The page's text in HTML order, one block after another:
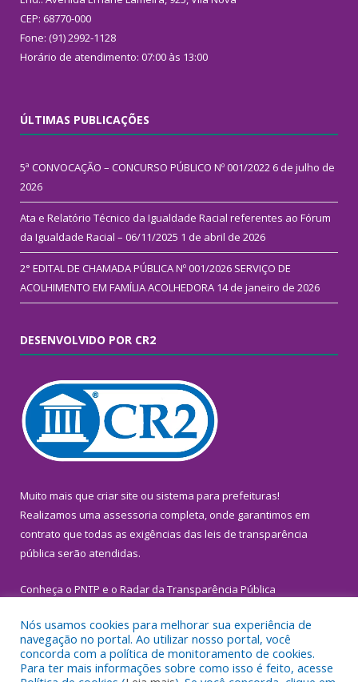
CEP: 68770-000
Fone: (91) 2992-1128
Horário de atendimento: 07:00 às 13:00
ÚLTIMAS PUBLICAÇÕES
5ª CONVOCAÇÃO – CONCURSO PÚBLICO Nº 001/2022 6 de julho de
2026
Ata e Relatório Técnico da Igualdade Racial referentes ao Fórum
da Igualdade Racial – 06/11/2025 1 de abril de 2026
2° EDITAL DE CHAMADA PÚBLICA Nº 001/2026 SERVIÇO DE
ACOLHIMENTO EM FAMÍLIA ACOLHEDORA 14 de janeiro de 2026
DESENVOLVIDO POR CR2
Muito mais que criar site ou sistema para prefeituras!
Realizamos uma assessoria completa, onde garantimos em
contrato que todas as exigências das leis de transparência
pública serão atendidas.
Conheça o PNTP e o Radar da Transparência Pública
Todos os direitos reservados a Prefeitura Municipal de
Nós usamos cookies para melhorar sua experiência de
navegação no portal. Ao utilizar nosso portal, você
concorda com a política de monitoramento de cookies.
Para ter mais informações sobre como isso é feito, acesse